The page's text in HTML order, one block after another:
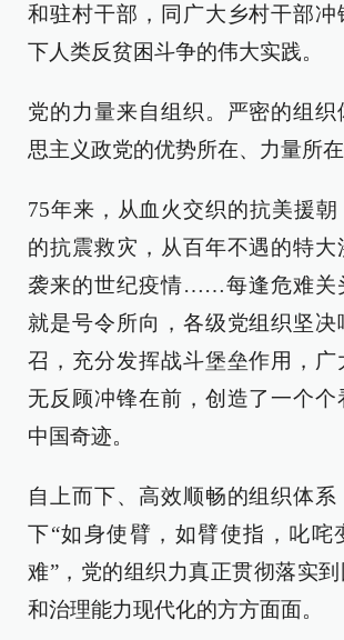
和驻村干部，同广大乡村干部冲
下人类反贫困斗争的伟大实践。
党的力量来自组织。严密的组
思主义政党的优势所在、力量所在
75年来，从血火交织的抗美援
的抗震救灾，从百年不遇的特大
袭来的世纪疫情……每逢危难关
就是号令所向，各级党组织坚
召，充分发挥战斗堡垒作用，广
无反顾冲锋在前，创造了一个个
中国奇迹。
自上而下、高效顺畅的组织体系
下“如身使臂，如臂使指，叱咤
难”，党的组织力真正贯彻落实
和治理能力现代化的方方面面。